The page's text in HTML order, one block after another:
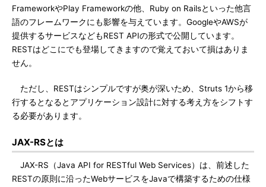
FrameworkやPlay Frameworkの他、Ruby on Railsといった他言
語のフレームワークにも影響を与えています。GoogleやAWSが
提供するサービスなどもREST APIの形式で公開しています。
RESTはどこにでも登場してきますので覚えておいて損はありま
せん。
ただし、RESTはシンプルですが奥が深いため、Struts 1から移
行するとなるとアプリケーション設計に対する考え方をシフトす
る必要があります。
JAX-RSとは
JAX-RS（Java API for RESTful Web Services）は、前述した
RESTの原則に沿ったWebサービスをJavaで構築するための仕様